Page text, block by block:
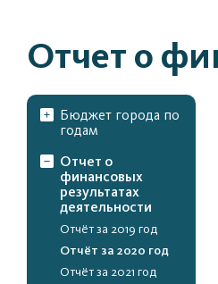
Отчет о
Бюджет города по
годам
Отчет о
финансовых
результатах
деятельности
Отчёт за 2019 год
Отчёт за 2020 год
Отчёт за 2021 год